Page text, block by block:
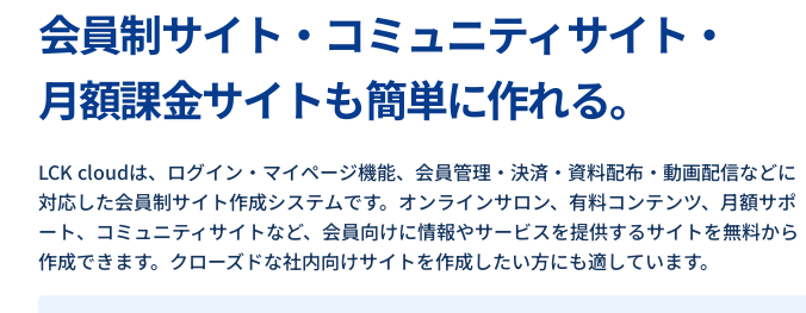
会員制サイト・コミュニティサイト・
月額課金サイトも簡単に作れる。
LCK cloudは、ログイン・マイページ機能、会員管理・決済・資料配布・動画配信などに
対応した会員制サイト作成システムです。オンラインサロン、有料コンテンツ、月額サポ
ート、コミュニティサイトなど、会員向けに情報やサービスを提供するサイトを無料から
作成できます。クローズドな社内向けサイトを作成したい方にも適しています。